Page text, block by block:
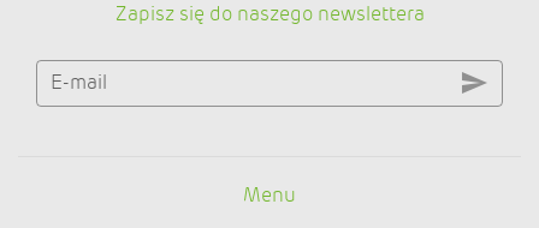
Zapisz się do naszego newslettera
E-mail
Menu